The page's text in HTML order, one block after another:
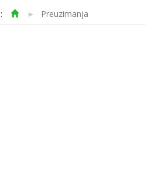
► Preuzimanja